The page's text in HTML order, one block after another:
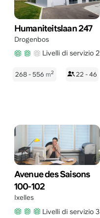
Humaniteitslaan 247
Drogenbos
Livelli di servizio 2
268 - 556 m2 22 - 46
Avenue des Saisons
100-102
Ixelles
Livelli di servizio 3